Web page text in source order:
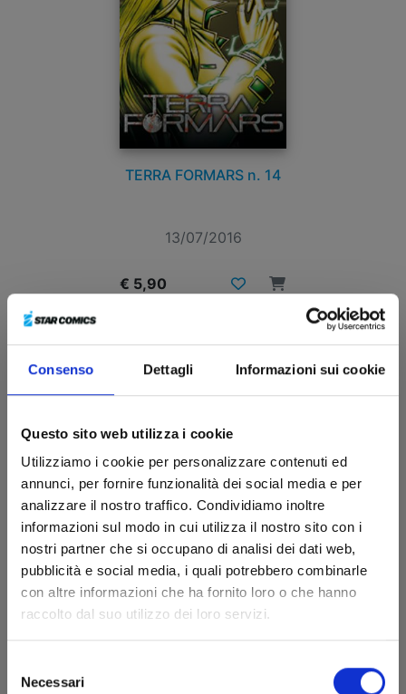
Consenso Dettagli Informazioni sui cookie
Questo sito web utilizza i cookie
Utilizziamo i cookie per personalizzare contenuti ed
annunci, per fornire funzionalità dei social media e per
analizzare il nostro traffico. Condividiamo inoltre
informazioni sul modo in cui utilizza il nostro sito con i
nostri partner che si occupano di analisi dei dati web,
pubblicità e social media, i quali potrebbero combinarle
con altre informazioni che ha fornito loro o che hanno
raccolto dal suo utilizzo dei loro servizi.
delNecessari
TERRA FORMARS n. 14
13/07/2016
€ 5,90
AJIN - DEMI HUMAN n. 7